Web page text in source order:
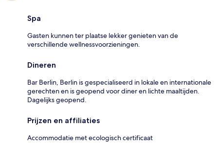
Spa
Gasten kunnen ter plaatse lekker genieten van de
verschillende wellnessvoorzieningen.
Dineren
Bar Berlin, Berlin is gespecialiseerd in lokale en internationale
gerechten en is geopend voor diner en lichte maaltijden.
Dagelijks geopend.
Prijzen en affiliaties
Accommodatie met ecologisch certificaat